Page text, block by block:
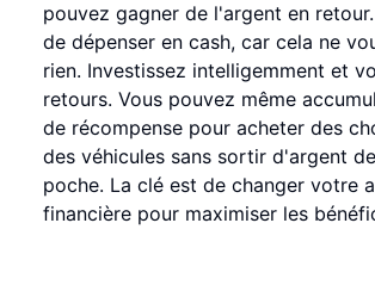
pouvez gagner de l'argent en
de dépenser en cash, car cela ne
rien. Investissez intelligemment et
retours. Vous pouvez même
de récompense pour acheter des
des véhicules sans sortir d'argent
poche. La clé est de changer votre
financière pour maximiser les